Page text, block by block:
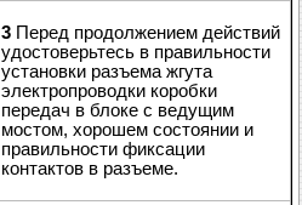
3 Перед продолжением действий
удостоверьтесь в правильности
установки разъема жгута
электропроводки коробки
передач в блоке с ведущим
мостом, хорошем состоянии и
правильности фиксации
контактов в разъеме.